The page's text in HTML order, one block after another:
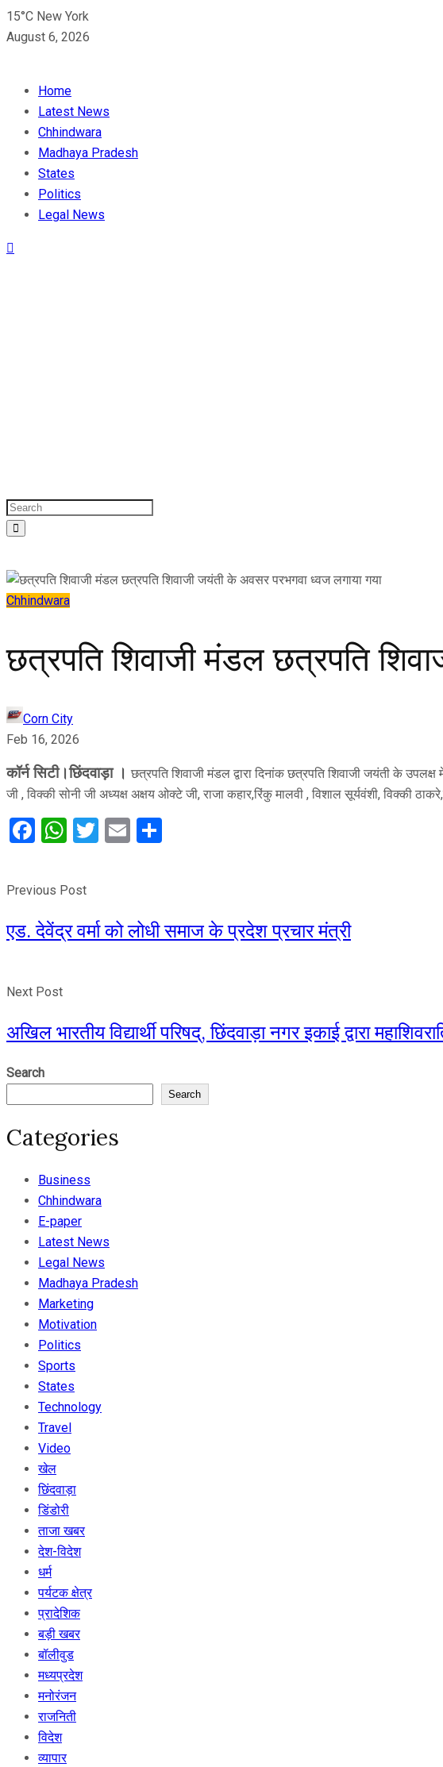
15°C New York
August 6, 2026
Home
Latest News
Chhindwara
Madhaya Pradesh
States
Politics
Legal News
Chhindwara
छत्रपति शिवाजी मंडल छत्रपति
Corn City
Feb 16, 2026
कॉर्न सिटी।छिंदवाड़ा । छत्रपति शिवाजी मंडल द्वारा दिनांक छत्रपति शिवाजी जयंती के
जी , विक्की सोनी जी अध्यक्ष अक्षय ओक्टे जी, राजा कहार,रिंकु मालवी , विशाल सूर्यवंशी, विक्की
Facebook
WhatsApp
Twitter
Email
Previous Post
एड. देवेंद्र वर्मा को लोधी समाज के प्रदेश प्रचार मंत्री
Next Post
अखिल भारतीय विद्यार्थी परिषद्, छिंदवाड़ा नगर इकाई द्वारा
Search
Search
Categories
Business
Chhindwara
E-paper
Latest News
Legal News
Madhaya Pradesh
Marketing
Motivation
Politics
Sports
States
Technology
Travel
Video
खेल
छिंदवाड़ा
डिंडोरी
ताजा खबर
देश-विदेश
धर्म
पर्यटक क्षेत्र
प्रादेशिक
बड़ी खबर
बॉलीवुड
मध्यप्रदेश
मनोरंजन
राजनिती
विदेश
व्यापार